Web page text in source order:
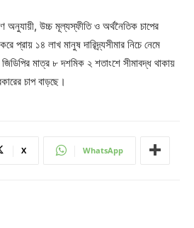
অনুযায়ী, উচ্চ মূল্যস্ফীতি ও অর্থনৈতিক চাপের
প্রায় ১৪ লাখ মানুষ দারিদ্র্যসীমার নিচে নেমে
মাত্র ৮ দশমিক ২ শতাংশে সীমাবদ্ধ থাকায়
চাপ বাড়ছে।
X WhatsApp